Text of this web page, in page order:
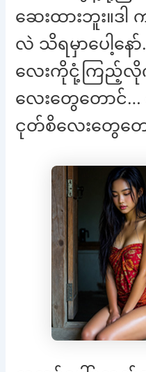
ဆေးထားဘူး။ဒ
လဲ သိရမှာပေါ့နေ
လေးကိုငုံ့ကြည့်လို
လေးတွေတောင်…
ငုတ်စိလေးတွေတေ